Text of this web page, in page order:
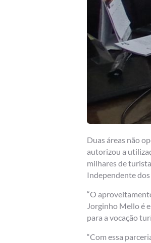
Duas áreas não
autorizou a
milhares de
Independente
“O
Jorginho Mello é
para a vocação
“Com essa